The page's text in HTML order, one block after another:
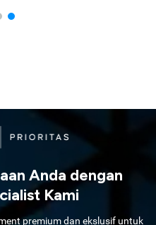
Anda dengan
Kami
premium dan ekslusif untuk